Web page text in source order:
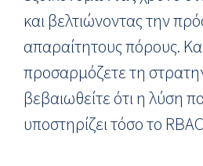
και βελτιώνοντας την
απαραίτητους πόρους.
προσαρμόζετε τη
βεβαιωθείτε ότι η λύση
υποστηρίζει τόσο το